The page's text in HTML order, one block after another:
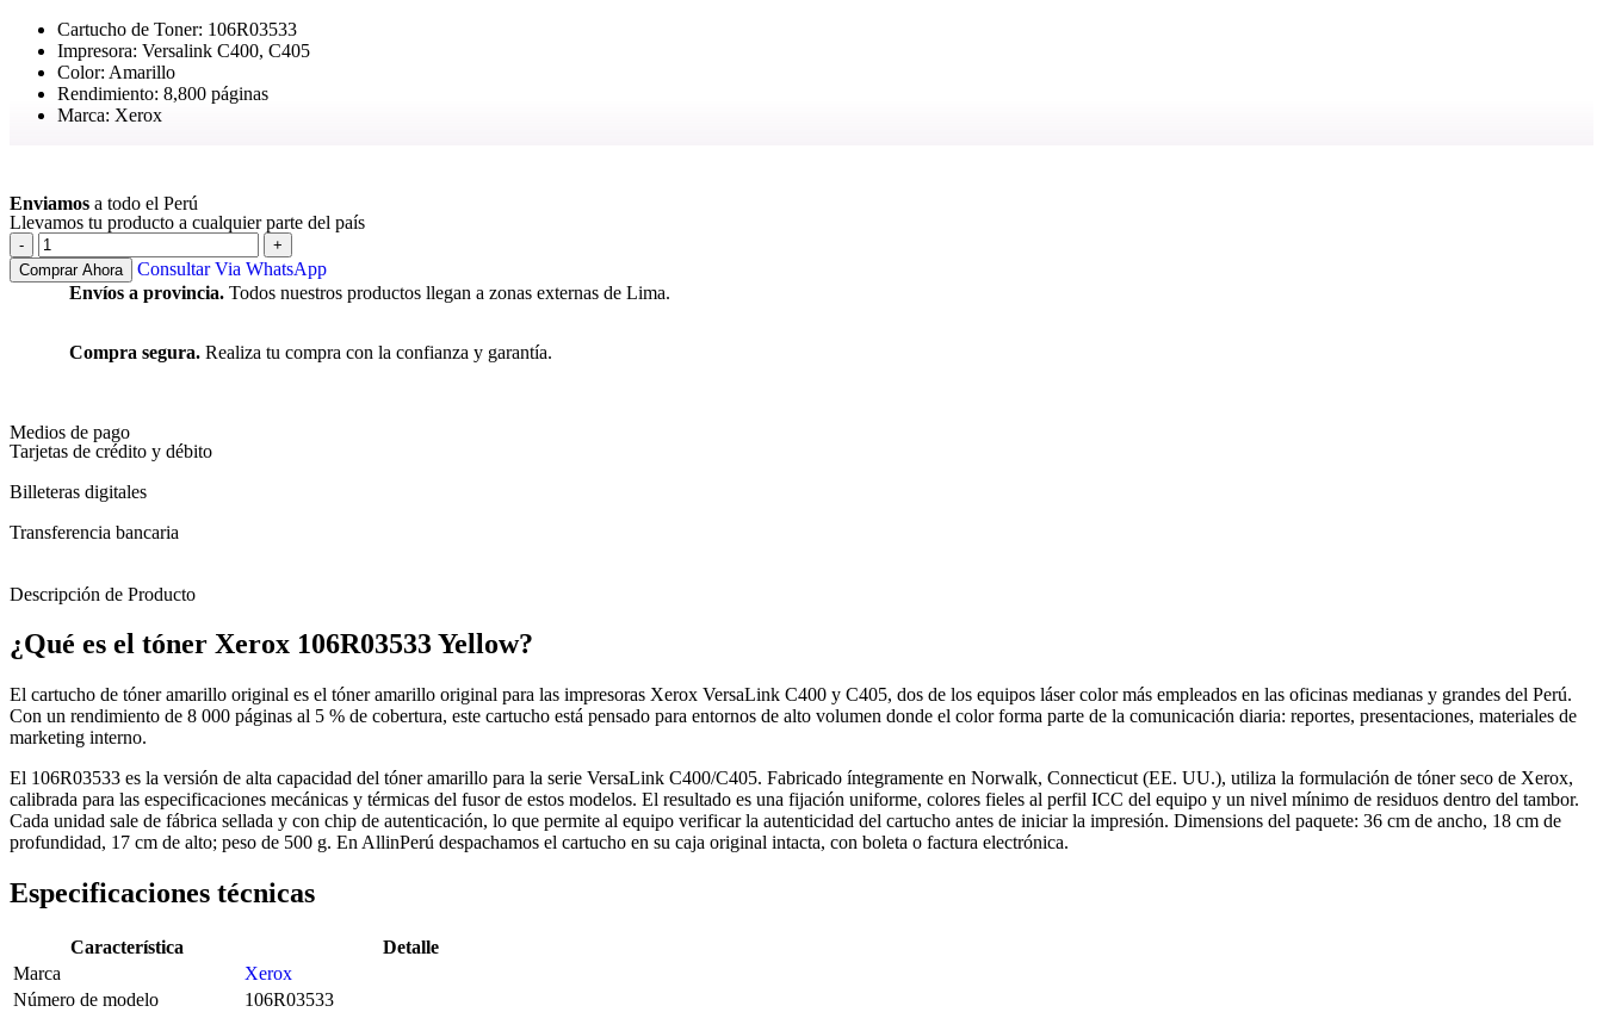
Cartucho de Toner: 106R03533
Impresora: Versalink C400, C405
Color: Amarillo
Rendimiento: 8,800 páginas
Marca: Xerox
Enviamos a todo el Perú
Llevamos tu producto a cualquier parte del país
Comprar Ahora
Consultar Via WhatsApp
Envíos a provincia. Todos nuestros productos llegan a zonas externas de Lima.
Compra segura. Realiza tu compra con la confianza y garantía.
Medios de pago
Tarjetas de crédito y débito
Billeteras digitales
Transferencia bancaria
Descripción de Producto
¿Qué es el tóner Xerox 106R03533 Yellow?
El cartucho de tóner amarillo original es el tóner amarillo original para las impresoras Xerox VersaLink C400 y C405, dos de los equipos láser color más empleados en las oficinas medianas y grandes del Perú.
Con un rendimiento de 8 000 páginas al 5 % de cobertura, este cartucho está pensado para entornos de alto volumen donde el color forma parte de la comunicación diaria: reportes, presentaciones, materiales de
marketing interno.
El 106R03533 es la versión de alta capacidad del tóner amarillo para la serie VersaLink C400/C405. Fabricado íntegramente en Norwalk, Connecticut (EE. UU.), utiliza la formulación de tóner seco de Xerox,
calibrada para las especificaciones mecánicas y térmicas del fusor de estos modelos. El resultado es una fijación uniforme, colores fieles al perfil ICC del equipo y un nivel mínimo de residuos dentro del tambor.
Cada unidad sale de fábrica sellada y con chip de autenticación, lo que permite al equipo verificar la autenticidad del cartucho antes de iniciar la impresión. Dimensions del paquete: 36 cm de ancho, 18 cm de
profundidad, 17 cm de alto; peso de 500 g. En AllinPerú despachamos el cartucho en su caja original intacta, con boleta o factura electrónica.
Especificaciones técnicas
Característica
Detalle
Marca
Xerox
Número de modelo
106R03533